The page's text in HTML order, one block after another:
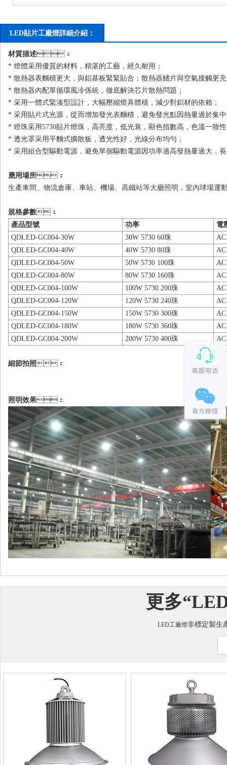
LED貼片工廠燈詳細介紹：
材質描述：
* 燈體采用優質的材料，精湛的工藝，經久耐用；
* 散熱器表麵積更大，與鋁基板緊緊貼合；散熱器鰭片與空氣接觸更充
* 散熱器內配單循環風冷係統，徹底解決芯片散熱問題；
* 采用一體式緊湊型設計，大幅壓縮燈具體積，減少對鋁材的依賴；
* 采用貼片式光源，從而增加發光表麵積，避免發光點因熱量過於集中
* 燈珠采用5730貼片燈珠，高亮度，低光衰，顯色指數高，色溫一致性
* 透光罩采用平麵式擴散板，透光性好，光線分布均勻；
* 采用組合型驅動電源，避免單個驅動電源因功率過高發熱量過大，長
應用場所：
生產車間、物流倉庫、車站、機場、高鐵站等大廳照明，室內球場運
規格參數：
產品型號
功率
電
QDLED-GC004-30W
30W 5730 60珠
QDLED-GC004-40W
40W 5730 80珠
QDLED-GC004-50W
50W 5730 100珠
QDLED-GC004-80W
80W 5730 160珠
QDLED-GC004-100W
100W 5730 200珠
QDLED-GC004-120W
120W 5730 240珠
QDLED-GC004-150W
150W 5730 300珠
QDLED-GC004-180W
180W 5730 360珠
QDLED-GC004-200W
200W 5730 400珠
細節拍照：
照明效果：
更多“
LED工廠燈非標定製生產